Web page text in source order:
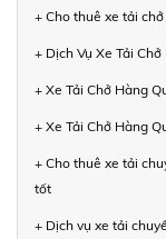
+ Cho thuê xe tải
+ Dịch Vụ Xe Tải
+ Xe Tải Chở Hàng
+ Xe Tải Chở Hàng
+ Cho thuê xe tải
tốt
+ Dịch vụ xe tải